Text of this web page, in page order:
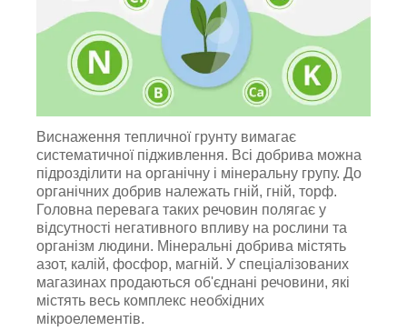
Виснаження тепличної грунту вимагає
систематичної підживлення. Всі добрива можна
підрозділити на органічну і мінеральну групу. До
органічних добрив належать гній, гній, торф.
Головна перевага таких речовин полягає у
відсутності негативного впливу на рослини та
організм людини. Мінеральні добрива містять
азот, калій, фосфор, магній. У спеціалізованих
магазинах продаються об'єднані речовини, які
містять весь комплекс необхідних
мікроелементів.